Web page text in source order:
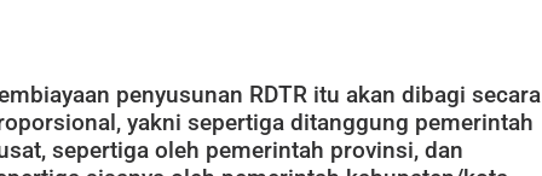
penyusunan RDTR itu akan dibagi secara
yakni sepertiga ditanggung pemerintah
sepertiga oleh pemerintah provinsi, dan